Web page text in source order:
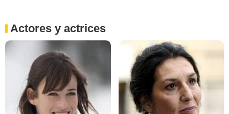
Actores y actrices